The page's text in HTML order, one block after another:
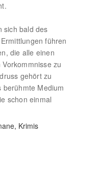
sich bald des
führen
die alle einen
zu
gehört zu
berühmte Medium
schon einmal
Krimis